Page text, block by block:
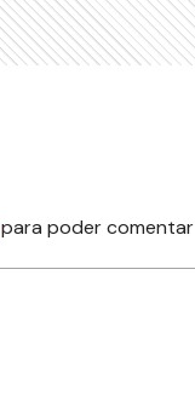
para poder comentar